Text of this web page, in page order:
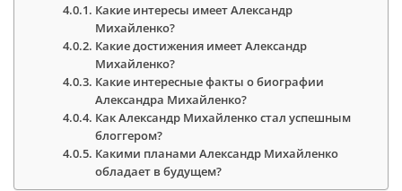
Какие интересы имеет Александр
Михайленко?
Какие достижения имеет Александр
Михайленко?
Какие интересные факты о биографии
Александра Михайленко?
Как Александр Михайленко стал успешным
блоггером?
Какими планами Александр Михайленко
обладает в будущем?